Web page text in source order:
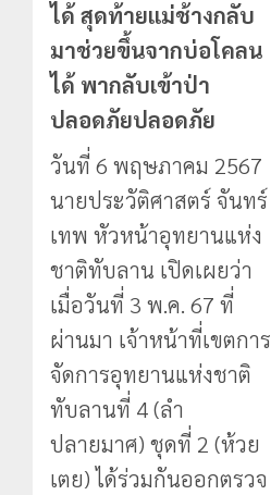
ได้ สุดท้ายแม่ช้างกลับ
มาช่วยขึ้นจากบ่อโคลน
ได้ พากลับเข้าป่า
ปลอดภัยปลอดภัย
วันที่ 6 พฤษภาคม 2567
นายประวัติศาสตร์ จันทร์
เทพ หัวหน้าอุทยานแห่ง
ชาติทับลาน เปิดเผยว่า
เมื่อวันที่ 3 พ.ค. 67 ที่
ผ่านมา เจ้าหน้าที่เขตการ
จัดการอุทยานแห่งชาติ
ทับลานที่ 4 (ลำ
ปลายมาศ) ชุดที่ 2 (ห้วย
เตย) ได้ร่วมกันออกตรวจ